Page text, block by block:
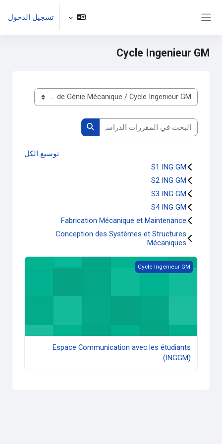
تسجيل الدخول
Cycle Ingenieur GM
تصنيفات المقررات
البحث في المقررات الدراسية
البحث في المقررات الدراسية
توسيع الكل
S1 ING GM
S2 ING GM
S3 ING GM
S4 ING GM
Fabrication Mécanique et Maintenance
Conception des Systèmes et Structures
Mécaniques
Espace Communication avec les étudiants (INGGM)
Cycle Ingenieur GM
Espace Communication avec les étudiants
(INGGM)